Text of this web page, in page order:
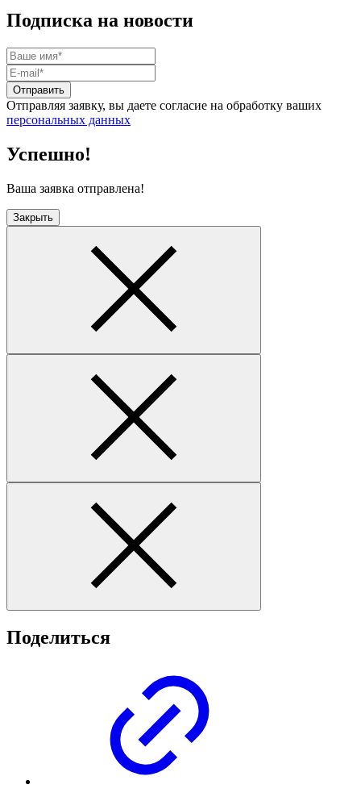
Подписка на новости
Отправить
Отправляя заявку, вы даете согласие на обработку ваших
персональных данных
Успешно!
Ваша заявка отправлена!
Закрыть
Поделиться